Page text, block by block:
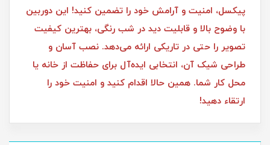
پیکسل، امنیت و آرامش خود را تضمین کنید! این دوربین
با وضوح بالا و قابلیت دید در شب رنگی، بهترین کیفیت
تصویر را حتی در تاریکی ارائه می‌دهد. نصب آسان و
طراحی شیک آن، انتخابی ایده‌آل برای حفاظت از خانه یا
محل کار شما. همین حالا اقدام کنید و امنیت خود را
ارتقاء دهید!